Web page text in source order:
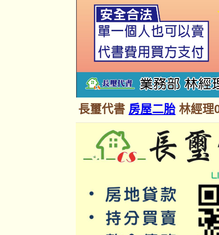
長璽代書 房屋二胎 林經理